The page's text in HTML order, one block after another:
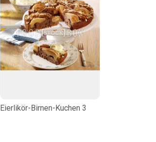
Eierlikör-Birnen-Kuchen 3